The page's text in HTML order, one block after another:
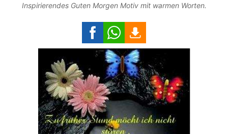
Inspirierendes Guten Morgen Motiv mit warmen Worten.